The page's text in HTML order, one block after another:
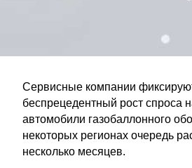
Сервисные компании
беспрецедентный рост спроса
автомобили газобаллонного
некоторых регионах очередь
несколько месяцев.